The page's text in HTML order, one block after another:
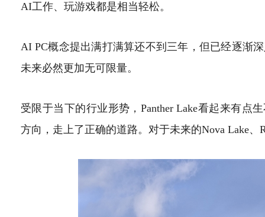
AI工作、玩游戏都是相当轻松。
AI PC概念提出满打满算还不到三年，但已经逐渐
未来必然更加无可限量。
受限于当下的行业形势，Panther Lake看起来有点
方向，走上了正确的道路。对于未来的Nova Lake